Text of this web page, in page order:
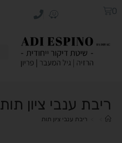
0
ריבת ענבי ציון תות
ריבת ענבי ציון תות